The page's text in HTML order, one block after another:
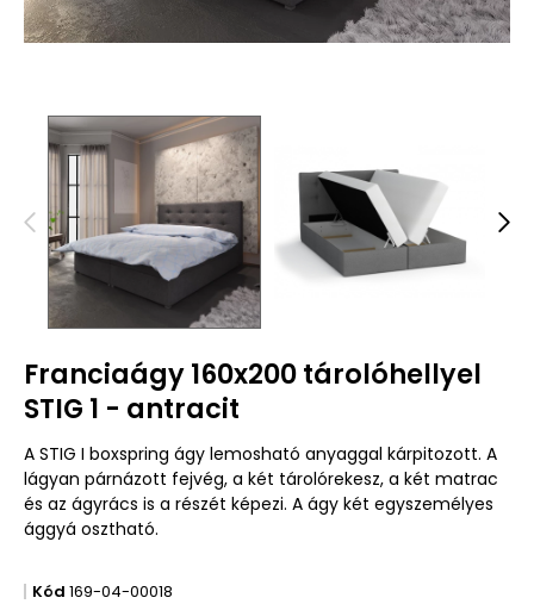
Franciaágy 160x200 tárolóhellyel
STIG 1 - antracit
A STIG I boxspring ágy lemosható anyaggal kárpitozott. A
lágyan párnázott fejvég, a két tárolórekesz, a két matrac
és az ágyrács is a részét képezi. A ágy két egyszemélyes
ággyá osztható.
Kód 169-04-00018